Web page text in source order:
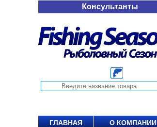
Консультанты
ГЛАВНАЯ О КОМПАНИИ